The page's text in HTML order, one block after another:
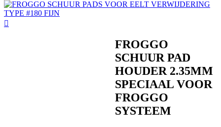
FROGGO
SCHUUR PAD
HOUDER 2.35MM
SPECIAAL VOOR
FROGGO
SYSTEEM